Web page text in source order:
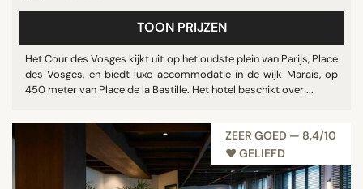
TOON PRIJZEN
Het Cour des Vosges kijkt uit op het oudste plein van Parijs, Place
des Vosges, en biedt luxe accommodatie in de wijk Marais, op
450 meter van Place de la Bastille. Het hotel beschikt over ...
ZEER GOED — 8,4/10
♥︎ GELIEFD